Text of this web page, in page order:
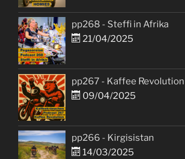
pp268 - Steffi in Afrika
21/04/2025
pp267 - Kaffee Revolution
09/04/2025
pp266 - Kirgisistan
14/03/2025